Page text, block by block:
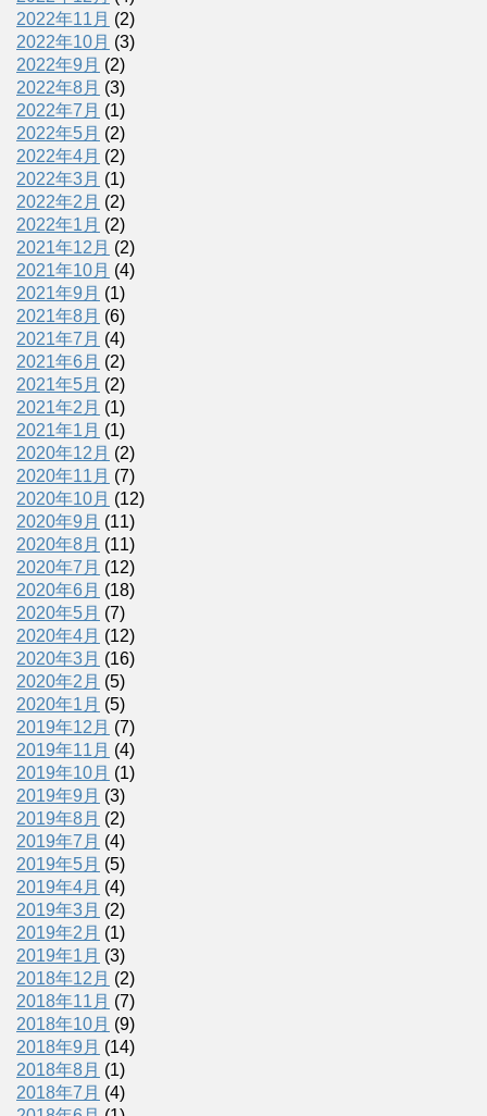
2022年11月 (2)
2022年10月 (3)
2022年9月 (2)
2022年8月 (3)
2022年7月 (1)
2022年5月 (2)
2022年4月 (2)
2022年3月 (1)
2022年2月 (2)
2022年1月 (2)
2021年12月 (2)
2021年10月 (4)
2021年9月 (1)
2021年8月 (6)
2021年7月 (4)
2021年6月 (2)
2021年5月 (2)
2021年2月 (1)
2021年1月 (1)
2020年12月 (2)
2020年11月 (7)
2020年10月 (12)
2020年9月 (11)
2020年8月 (11)
2020年7月 (12)
2020年6月 (18)
2020年5月 (7)
2020年4月 (12)
2020年3月 (16)
2020年2月 (5)
2020年1月 (5)
2019年12月 (7)
2019年11月 (4)
2019年10月 (1)
2019年9月 (3)
2019年8月 (2)
2019年7月 (4)
2019年5月 (5)
2019年4月 (4)
2019年3月 (2)
2019年2月 (1)
2019年1月 (3)
2018年12月 (2)
2018年11月 (7)
2018年10月 (9)
2018年9月 (14)
2018年8月 (1)
2018年7月 (4)